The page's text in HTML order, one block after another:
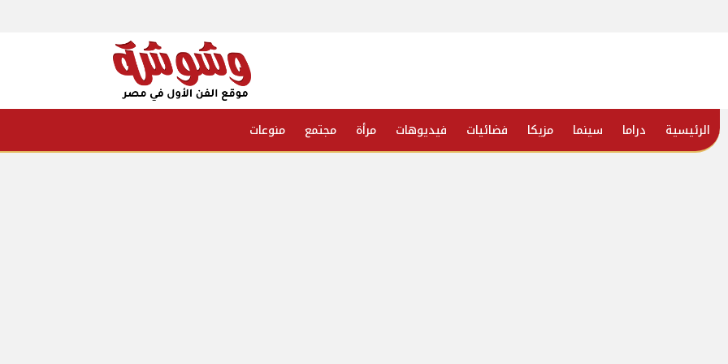
الرئيسية دراما سينما مزيكا فضائيات فيديوهات مرأة مجتمع منوعات